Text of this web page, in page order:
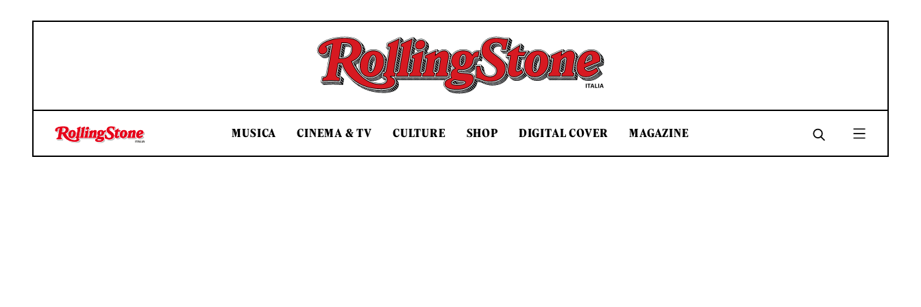
Rolling Stone Italia
MUSICA CINEMA & TV CULTURE SHOP DIGITAL COVER MAGAZINE